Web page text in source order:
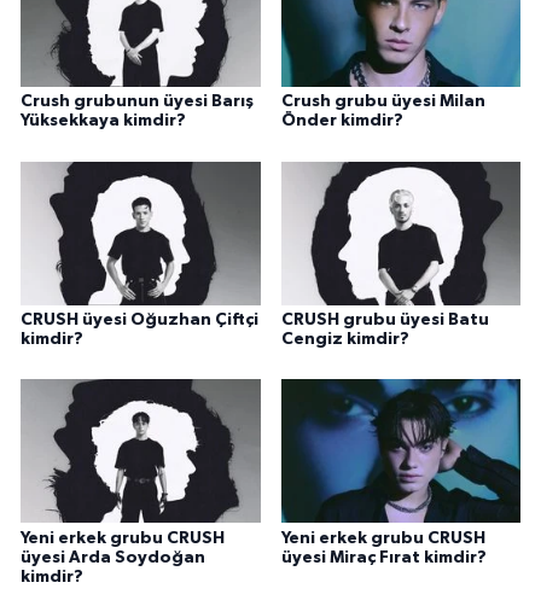
Crush grubunun üyesi Barış
Yüksekkaya kimdir?
Crush grubu üyesi Milan
Önder kimdir?
CRUSH üyesi Oğuzhan Çiftçi
kimdir?
CRUSH grubu üyesi Batu
Cengiz kimdir?
Yeni erkek grubu CRUSH
üyesi Arda Soydoğan
kimdir?
Yeni erkek grubu CRUSH
üyesi Miraç Fırat kimdir?